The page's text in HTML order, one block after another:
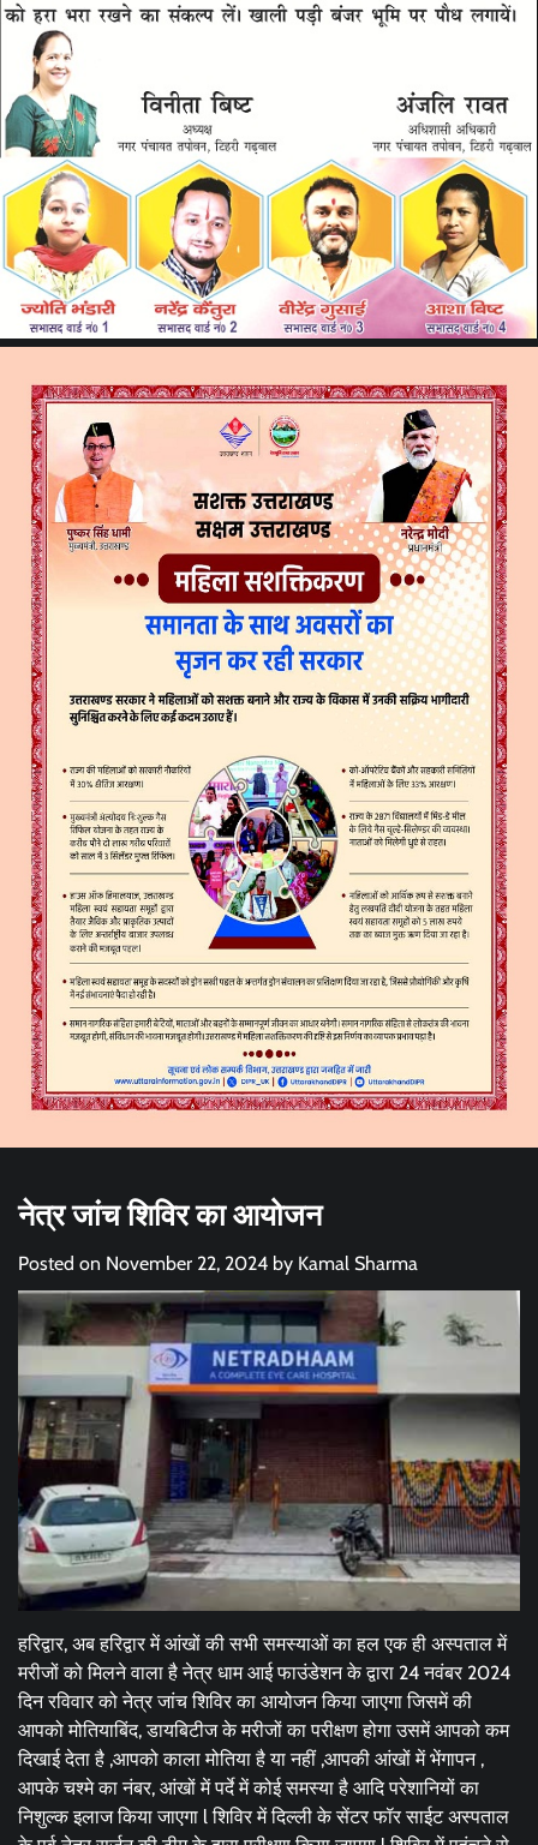
नेत्र जांच शिविर का आयोजन
Posted on November 22, 2024 by Kamal Sharma
हरिद्वार, अब हरिद्वार में आंखों की सभी समस्याओं का हल एक ही अस्पताल में
मरीजों को मिलने वाला है नेत्र धाम आई फाउंडेशन के द्वारा 24 नवंबर 2024
दिन रविवार को नेत्र जांच शिविर का आयोजन किया जाएगा जिसमें की
आपको मोतियाबिंद, डायबिटीज के मरीजों का परीक्षण होगा उसमें आपको कम
दिखाई देता है ,आपको काला मोतिया है या नहीं ,आपकी आंखों में भेंगापन ,
आपके चश्मे का नंबर, आंखों में पर्दे में कोई समस्या है आदि परेशानियों का
निशुल्क इलाज किया जाएगा l शिविर में दिल्ली के सेंटर फॉर साईट अस्पताल